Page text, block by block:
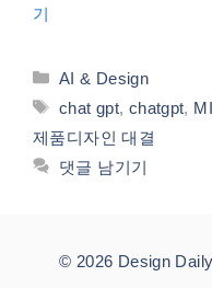
기
카
테
리
AI & Design
태
그
chat gpt, chatgpt,
제품디자인 대결
댓글 남기기
© 2026 Design